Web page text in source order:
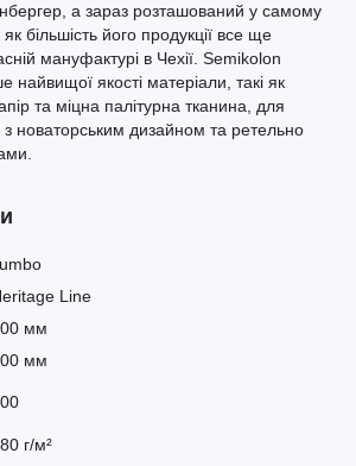
а зараз розташований у самому
більшість його продукції все ще
мануфактурі в Чехії. Semikolon
найвищої якості матеріали, такі як
та міцна палітурна тканина, для
з новаторським дизайном та ретельно
Line
мм
мм
г/м²